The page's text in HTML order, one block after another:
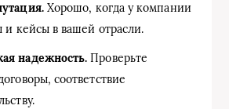
Хорошо, когда у компании
и кейсы в вашей отрасли.
надежность. Проверьте
соответствие